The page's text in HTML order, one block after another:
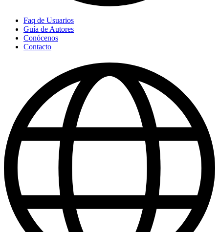
Faq de Usuarios
Guía de Autores
Conócenos
Contacto